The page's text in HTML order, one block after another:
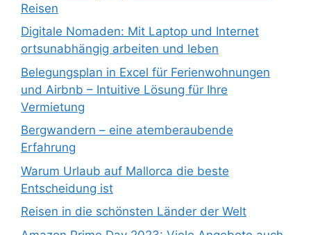
Reisen
Digitale Nomaden: Mit Laptop und Internet
ortsunabhängig arbeiten und leben
Belegungsplan in Excel für Ferienwohnungen
und Airbnb – Intuitive Lösung für Ihre
Vermietung
Bergwandern – eine atemberaubende
Erfahrung
Warum Urlaub auf Mallorca die beste
Entscheidung ist
Reisen in die schönsten Länder der Welt